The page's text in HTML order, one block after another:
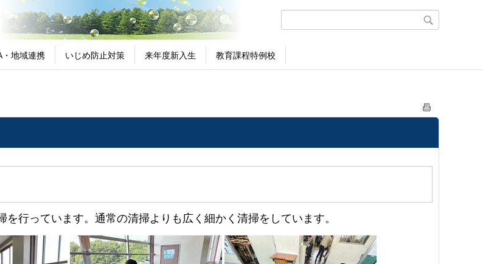
・地域連携 いじめ防止対策 来年度新入生 教育課程特例校
行っています。通常の清掃よりも広く細かく清掃をしています。